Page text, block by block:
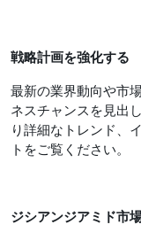
戦略計画を強化する
最新の業界動向や市
ネスチャンスを見出
り詳細なトレンド、
トをご覧ください。
ジシアンジアミド市